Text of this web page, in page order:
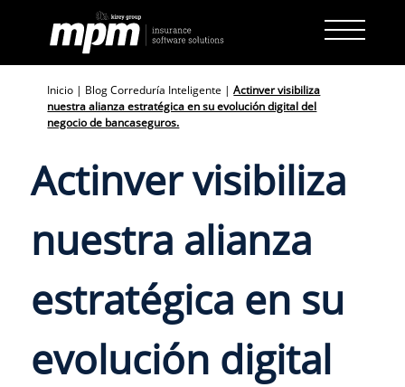
content
Inicio | Blog Correduría Inteligente |Actinver visibiliza
nuestra alianza estratégica en su evolución digital del
negocio de bancaseguros.
Actinver visibiliza
nuestra alianza
estratégica en su
evolución digital